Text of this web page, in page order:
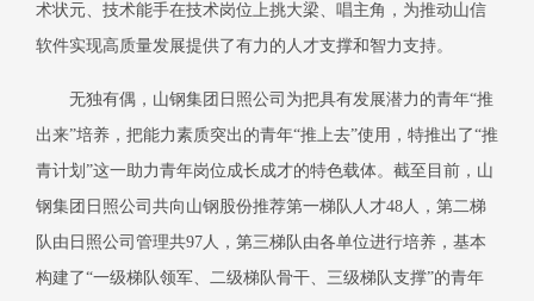
术状元、技术能手在技术岗位上挑大梁、唱主角，为推动山信
软件实现高质量发展提供了有力的人才支撑和智力支持。
无独有偶，山钢集团日照公司为把具有发展潜力的青年“推
出来”培养，把能力素质突出的青年“推上去”使用，特推出了“推
青计划”这一助力青年岗位成长成才的特色载体。截至目前，山
钢集团日照公司共向山钢股份推荐第一梯队人才48人，第二梯
队由日照公司管理共97人，第三梯队由各单位进行培养，基本
构建了“一级梯队领军、二级梯队骨干、三级梯队支撑”的青年